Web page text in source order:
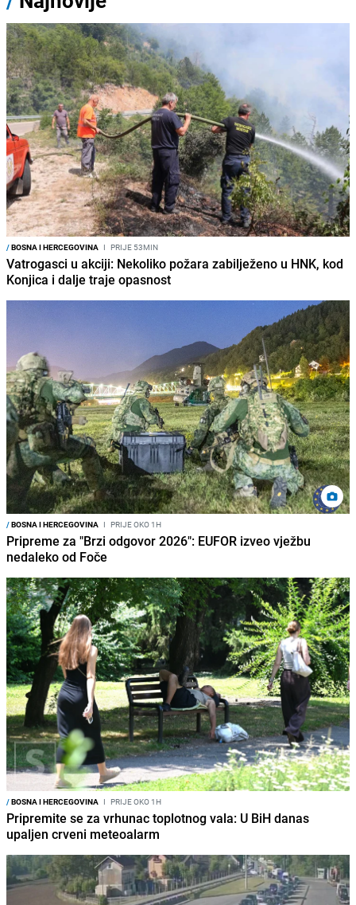
/BOSNA I HERCEGOVINA I PRIJE 53MIN
Vatrogasci u akciji: Nekoliko požara zabilježeno u HNK, kod
Konjica i dalje traje opasnost
/BOSNA I HERCEGOVINA I PRIJE OKO 1H
Pripreme za "Brzi odgovor 2026": EUFOR izveo vježbu
nedaleko od Foče
/BOSNA I HERCEGOVINA I PRIJE OKO 1H
Pripremite se za vrhunac toplotnog vala: U BiH danas
upaljen crveni meteoalarm